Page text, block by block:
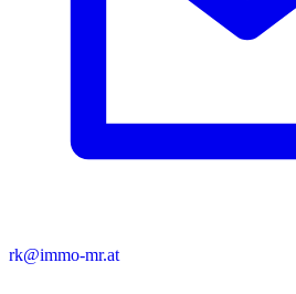
rk@immo-mr.at